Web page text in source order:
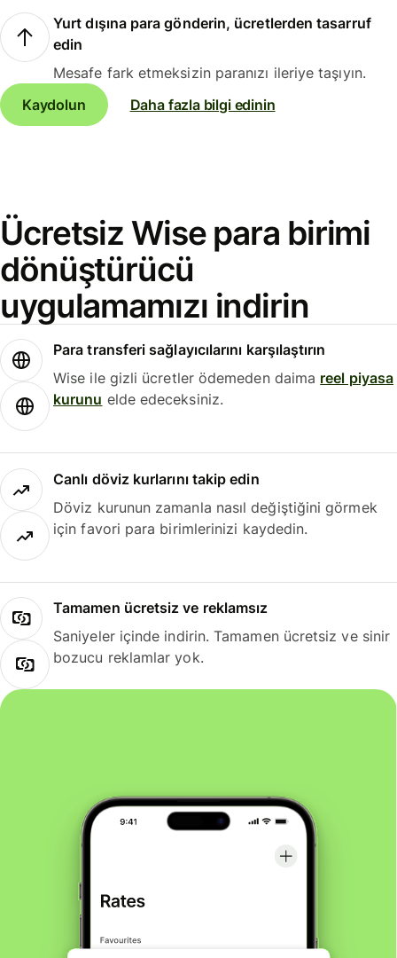
Yurt dışına para gönderin, ücretlerden tasarruf
edin
Mesafe fark etmeksizin paranızı ileriye taşıyın.
Kaydolun
Daha fazla bilgi edinin
Ücretsiz Wise para birimi
dönüştürücü
uygulamamızı indirin
Para transferi sağlayıcılarını karşılaştırın
Wise ile gizli ücretler ödemeden daima reel piyasa
kurunu elde edeceksiniz.
Canlı döviz kurlarını takip edin
Döviz kurunun zamanla nasıl değiştiğini görmek
için favori para birimlerinizi kaydedin.
Tamamen ücretsiz ve reklamsız
Saniyeler içinde indirin. Tamamen ücretsiz ve sinir
bozucu reklamlar yok.